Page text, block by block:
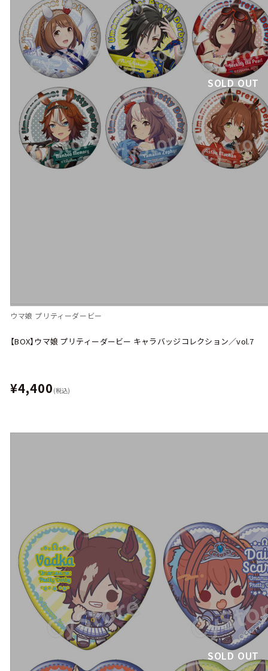
SOLD OUT
ウマ娘 プリティーダービー
【BOX】ウマ娘 プリティーダービー キャラバッジコレクション／vol.7
¥4,400 (税込)
SOLD OUT